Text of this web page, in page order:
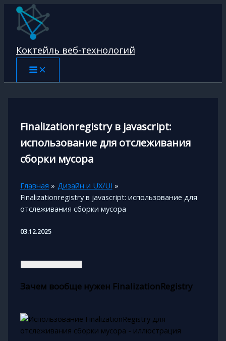
Перейти
содержимому
Коктейль веб-технологий
Finalizationregistry в javascript:
использование для отслеживания
сборки мусора
Главная
Дизайн и UX/UI
Finalizationregistry в javascript: использование для
отслеживания сборки мусора
03.12.2025
Зачем вообще нужен FinalizationRegistry